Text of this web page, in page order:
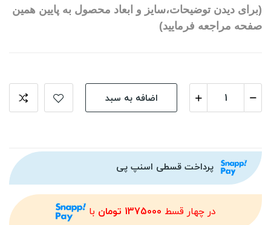
(برای دیدن توضیحات،سایز و ابعاد محصول به پایین همین
صفحه مراجعه فرمایید)
اضافه به سبد
پرداخت قسطی اسنپ پی
در چهار قسط 1375000 تومان با